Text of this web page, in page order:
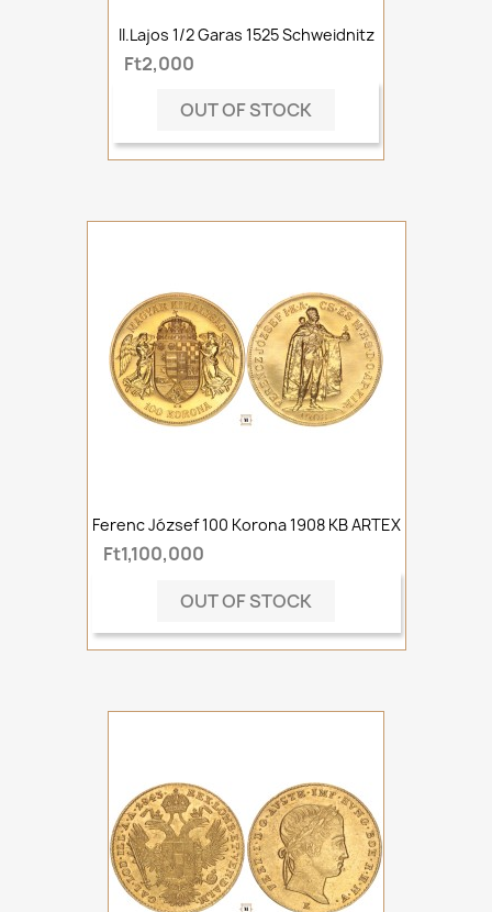
II.Lajos 1/2 Garas 1525 Schweidnitz
Ft2,000
OUT OF STOCK
Ferenc József 100 Korona 1908 KB ARTEX
Ft1,100,000
OUT OF STOCK